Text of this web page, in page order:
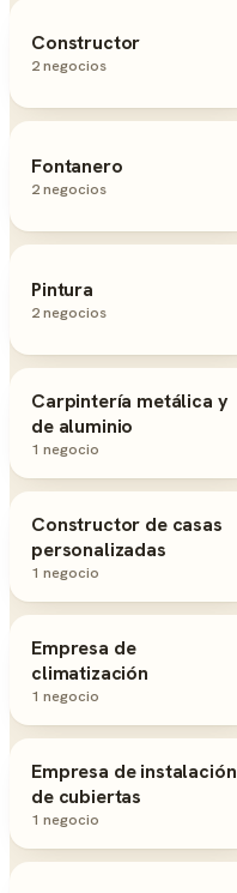
Constructor
2 negocios
Fontanero
2 negocios
Pintura
2 negocios
Carpintería metálica y
de aluminio
1 negocio
Constructor de casas
personalizadas
1 negocio
Empresa de
climatización
1 negocio
Empresa de instalación
de cubiertas
1 negocio